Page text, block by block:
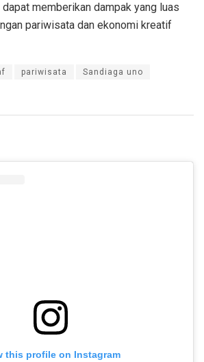
memberikan dampak yang luas
pariwisata dan ekonomi kreatif
pariwisata Sandiaga uno
this profile on Instagram